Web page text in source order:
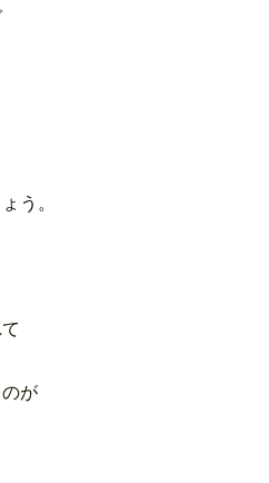
う。
が